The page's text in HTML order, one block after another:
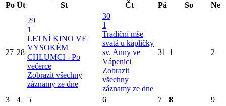
Po Út St Čt Pá So Ne
27 28
29
1
LETNÍ KINO VE
VYSOKÉM
CHLUMCI - Po
večerce
Zobrazit všechny
záznamy ze dne
30
1
Tradiční mše
svatá u kapličky
sv. Anny ve
Vápenici
Zobrazit
všechny
záznamy ze dne
31 1 2
3 4 5 6 7 8 9